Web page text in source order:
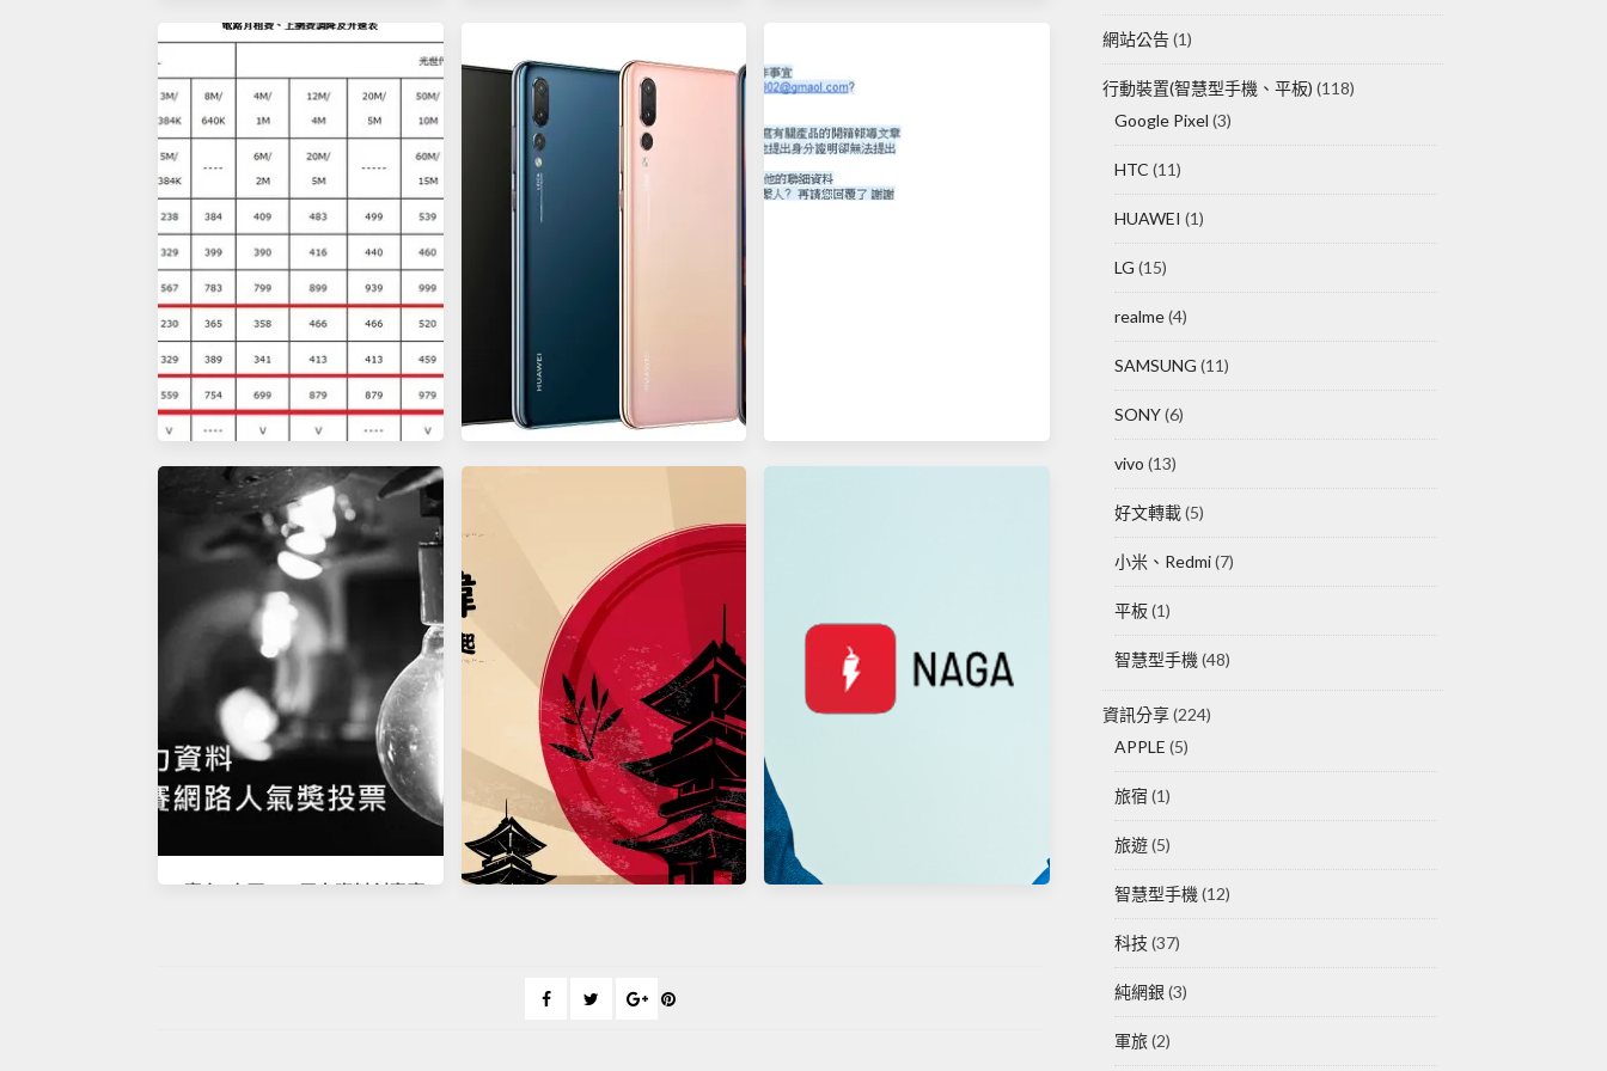
【體驗】迎接LINE@2.0，Catch
U幫你無痛銜接LINE官方帳號
[消息] 中國信託中油聯名卡新包
裝重新上市
[新聞稿] 最美通訊門市 MIKO 米
可手機館 – 新和意旗艦店 2021
[重要資訊] 中華電信ADSL、光
世代 升速降價雙重優惠
佈：科技遇見美學，重新定義智
慧攝影
[廣宣] 高壓AMI電力資料創意應
網站公告(1)
行動裝置(智慧型手機、平板) (118)
Google Pixel (3)
HTC (11)
HUAWEI (1)
LG (15)
realme(4)
SAMSUNG (11)
SONY(6)
vivo (13)
好文轉載(5)
小米、Redmi(7)
平板(1)
智慧型手機 (48)
資訊分享(224)
APPLE (5)
旅宿 (1)
旅遊(5)
智慧型手機 (12)
科技 (37)
純網銀 (3)
軍旅(2)